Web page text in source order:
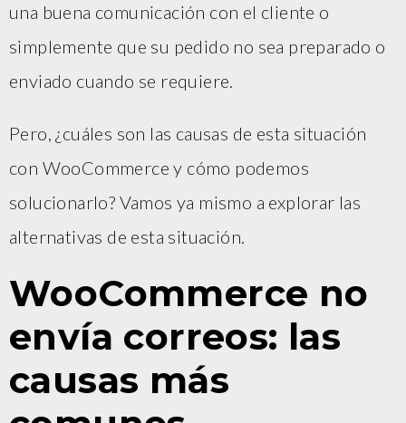
una buena comunicación con el cliente o
simplemente que su pedido no sea preparado o
enviado cuando se requiere.
Pero, ¿cuáles son las causas de esta situación
con WooCommerce y cómo podemos
solucionarlo? Vamos ya mismo a explorar las
alternativas de esta situación.
WooCommerce no
envía correos: las
causas más